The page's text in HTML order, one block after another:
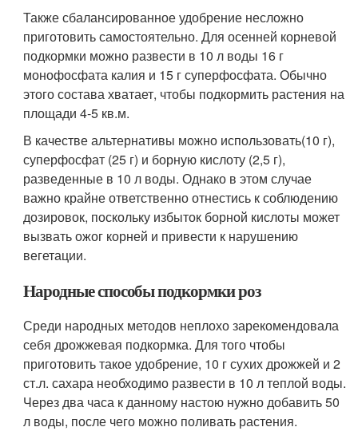
Также сбалансированное удобрение несложно
приготовить самостоятельно. Для осенней корневой
подкормки можно развести в 10 л воды 16 г
монофосфата калия и 15 г суперфосфата. Обычно
этого состава хватает, чтобы подкормить растения на
площади 4-5 кв.м.
В качестве альтернативы можно использовать(10 г),
суперфосфат (25 г) и борную кислоту (2,5 г),
разведенные в 10 л воды. Однако в этом случае
важно крайне ответственно отнестись к соблюдению
дозировок, поскольку избыток борной кислоты может
вызвать ожог корней и привести к нарушению
вегетации.
Народные способы подкормки роз
Среди народных методов неплохо зарекомендовала
себя дрожжевая подкормка. Для того чтобы
приготовить такое удобрение, 10 г сухих дрожжей и 2
ст.л. сахара необходимо развести в 10 л теплой воды.
Через два часа к данному настою нужно добавить 50
л воды, после чего можно поливать растения.